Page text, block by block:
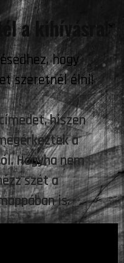
a kihívásra!
hogy
szeretnél élni!
hiszen
a
Hogyha nem
szét a
is.